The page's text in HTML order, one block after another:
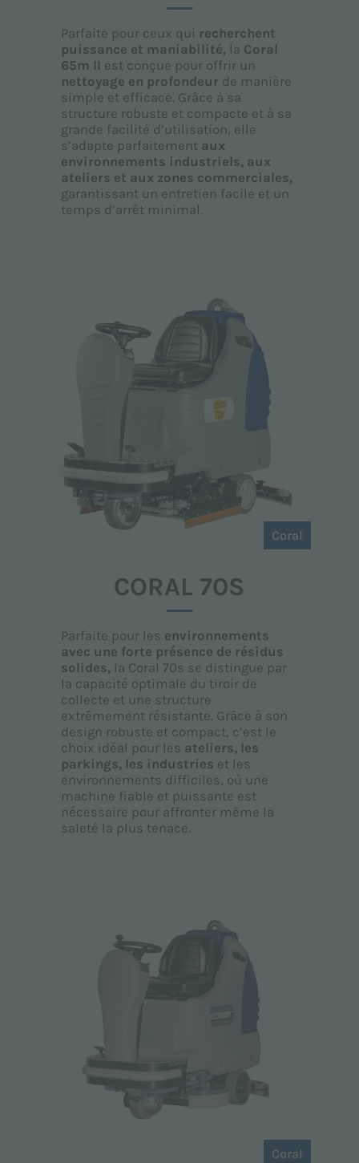
Parfaite pour ceux qui recherchent
puissance et maniabilité, la Coral
65m II est conçue pour offrir un
nettoyage en profondeur de manière
simple et efficace. Grâce à sa
structure robuste et compacte et à sa
grande facilité d’utilisation, elle
s’adapte parfaitement aux
environnements industriels, aux
ateliers et aux zones commerciales,
garantissant un entretien facile et un
temps d’arrêt minimal.
Coral
CORAL 70S
Parfaite pour les environnements
avec une forte présence de résidus
solides, la Coral 70s se distingue par
la capacité optimale du tiroir de
collecte et une structure
extrêmement résistante. Grâce à son
design robuste et compact, c’est le
choix idéal pour les ateliers, les
parkings, les industries et les
environnements difficiles, où une
machine fiable et puissante est
nécessaire pour affronter même la
saleté la plus tenace.
Coral